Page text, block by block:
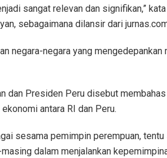
sangat relevan dan signifikan,”
sebagaimana dilansir dari
negara-negara yang
dan Presiden Peru disebut
antara RI dan Peru.
sesama pemimpin perempuan,
dalam menjalankan